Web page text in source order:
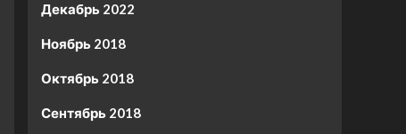
Декабрь 2022
Ноябрь 2018
Октябрь 2018
Сентябрь 2018